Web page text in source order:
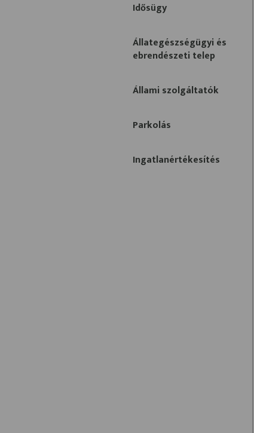
Idősügy
Állategészségügyi és
ebrendészeti telep
Állami szolgáltatók
Parkolás
Ingatlanértékesítés